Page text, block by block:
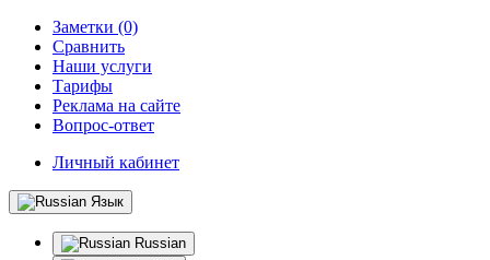
Заметки (0)
Сравнить
Наши услуги
Тарифы
Реклама на сайте
Вопрос-ответ
Личный кабинет
Язык
Russian